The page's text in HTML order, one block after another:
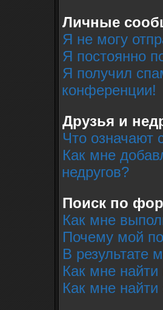
Личные
Я не могу
Я постоянно
Я получил
конференции!
Друзья и
Что означают
Как мне
недругов?
Поиск по
Как мне
Почему мой
В результате
Как мне
Как мне